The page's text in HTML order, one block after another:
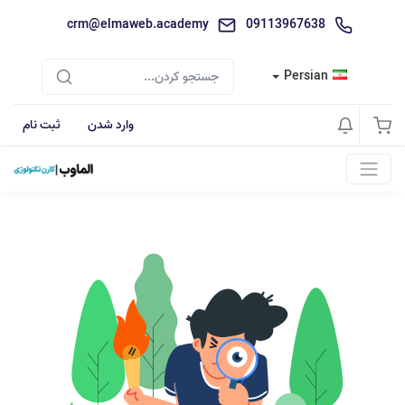
09113967638
crm@elmaweb.academy
Persian
وارد شدن ثبت نام